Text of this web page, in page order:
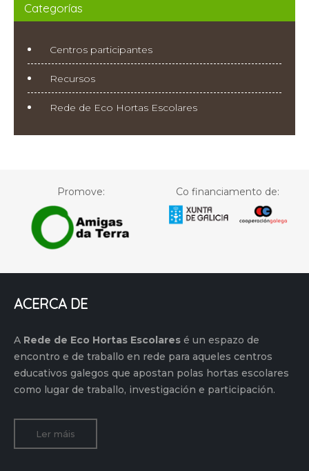
Categorías
Centros participantes
Recursos
Rede de Eco Hortas Escolares
Co financiamento de:
Promove:
ACERCA DE
A Rede de Eco Hortas Escolares é un espazo de
encontro e de traballo en rede para aqueles centros
educativos galegos que apostan polas hortas escolares
como lugar de traballo, investigación e participación.
Ler máis